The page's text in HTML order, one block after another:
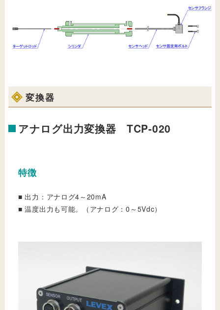
変換器
アナログ出力変換器 TCP-020
特徴
■ 出力：アナログ4～20mA
■ 温度出力も可能。（アナログ：0～5Vdc）